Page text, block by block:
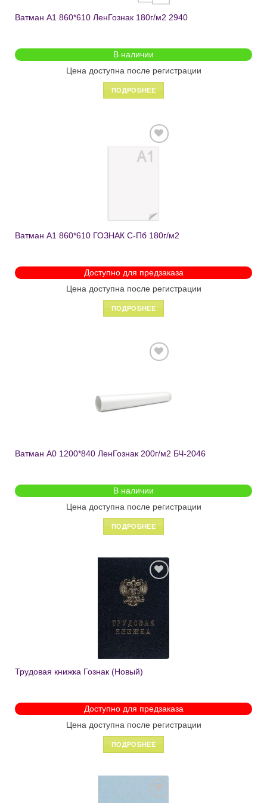
Ватман А1 860*610 ЛенГознак 180г/м2 2940
В наличии
Цена доступна после регистрации
ПОДРОБНЕЕ
Добавить
в список
Ватман А1 860*610 ГОЗНАК С-Пб 180г/м2
Доступно для предзаказа
Цена доступна после регистрации
ПОДРОБНЕЕ
Ватман A0 1200*840 ЛенГознак 200г/м2 БЧ-2046
В наличии
Цена доступна после регистрации
ПОДРОБНЕЕ
Добавить
в список
желаний
Трудовая книжка Гознак (Новый)
Доступно для предзаказа
Цена доступна после регистрации
ПОДРОБНЕЕ